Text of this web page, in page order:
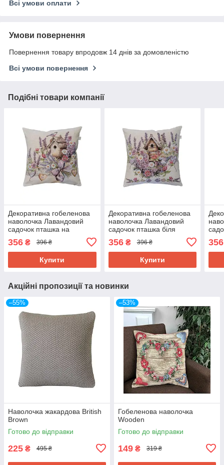
Всі умови оплати
Умови повернення
Повернення товару впродовж 14 днів за домовленістю
Всі умови повернення
Подібні товари компанії
Декоративна гобеленова
наволочка Лавандовий
садочок пташка на
356 ₴ 396 ₴
Купити
Декоративна гобеленова
наволочка Лавандовий
садочок пташка біля
356₴ 396 ₴
Купити
356
Акційні пропозиції та новинки
–55%
Наволочка жакардова British
Brown
Готово до відправки
225 ₴ 495 ₴
–53%
Гобеленова наволочка
Wooden
Готово до відправки
149 ₴ 319 ₴